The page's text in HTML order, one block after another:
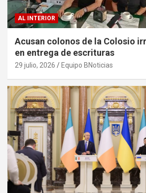
AL INTERIOR
Acusan colonos de la Colosio
en entrega de escrituras
29 julio, 2026 Equipo BNoticias